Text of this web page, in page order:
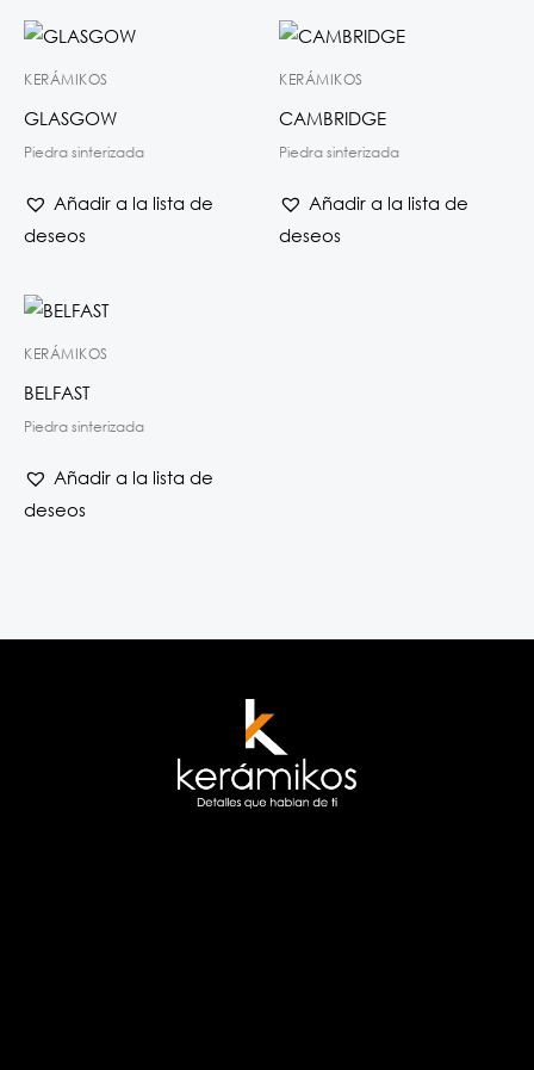
KERÁMIKOS
GLASGOW
Piedra sinterizada
Añadir a la lista de
deseos
KERÁMIKOS
CAMBRIDGE
Piedra sinterizada
Añadir a la lista de
deseos
KERÁMIKOS
BELFAST
Piedra sinterizada
Añadir a la lista de
deseos